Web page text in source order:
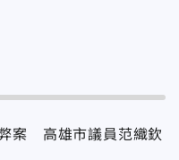
案 高雄市議員范織欽